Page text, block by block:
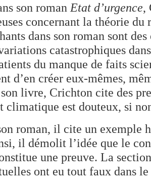
son roman Etat d’urgence,
concernant la théorie
dans son roman sont
catastrophiques
du manque de faits
d’en créer eux-mêmes,
livre, Crichton cite des
climatique est douteux, si
roman, il cite un exemple
il démolit l’idée que le
une preuve. La
ont eu tout faux dans le